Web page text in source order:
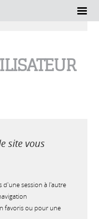
site vous
d'une session à l'autre
favoris ou pour une